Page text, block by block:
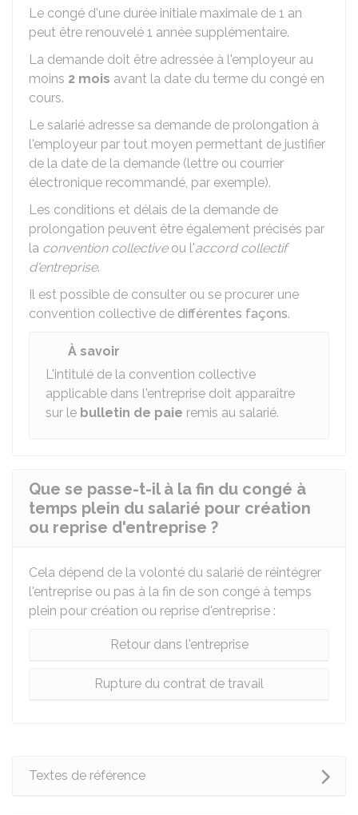
Le congé d'une durée initiale maximale de 1 an
peut être renouvelé 1 année supplémentaire.
La demande doit être adressée à l'employeur au
moins 2 mois avant la date du terme du congé en
cours.
Le salarié adresse sa demande de prolongation à
l'employeur par tout moyen permettant de justifier
de la date de la demande (lettre ou courrier
électronique recommandé, par exemple).
Les conditions et délais de la demande de
prolongation peuvent être également précisés par
la convention collectiveou l'accord collectif
d'entreprise.
Il est possible de consulter ou se procurer une
convention collective de différentes façons.
À savoir
L'intitulé de la convention collective
applicable dans l'entreprise doit apparaître
sur le bulletin de paie remis au salarié.
Que se passe-t-il à la fin du congé à
temps plein du salarié pour création
ou reprise d'entreprise ?
Cela dépend de la volonté du salarié de réintégrer
l'entreprise ou pas à la fin de son congé à temps
plein pour création ou reprise d'entreprise :
Retour dans l'entreprise
Rupture du contrat de travail
Textes de référence